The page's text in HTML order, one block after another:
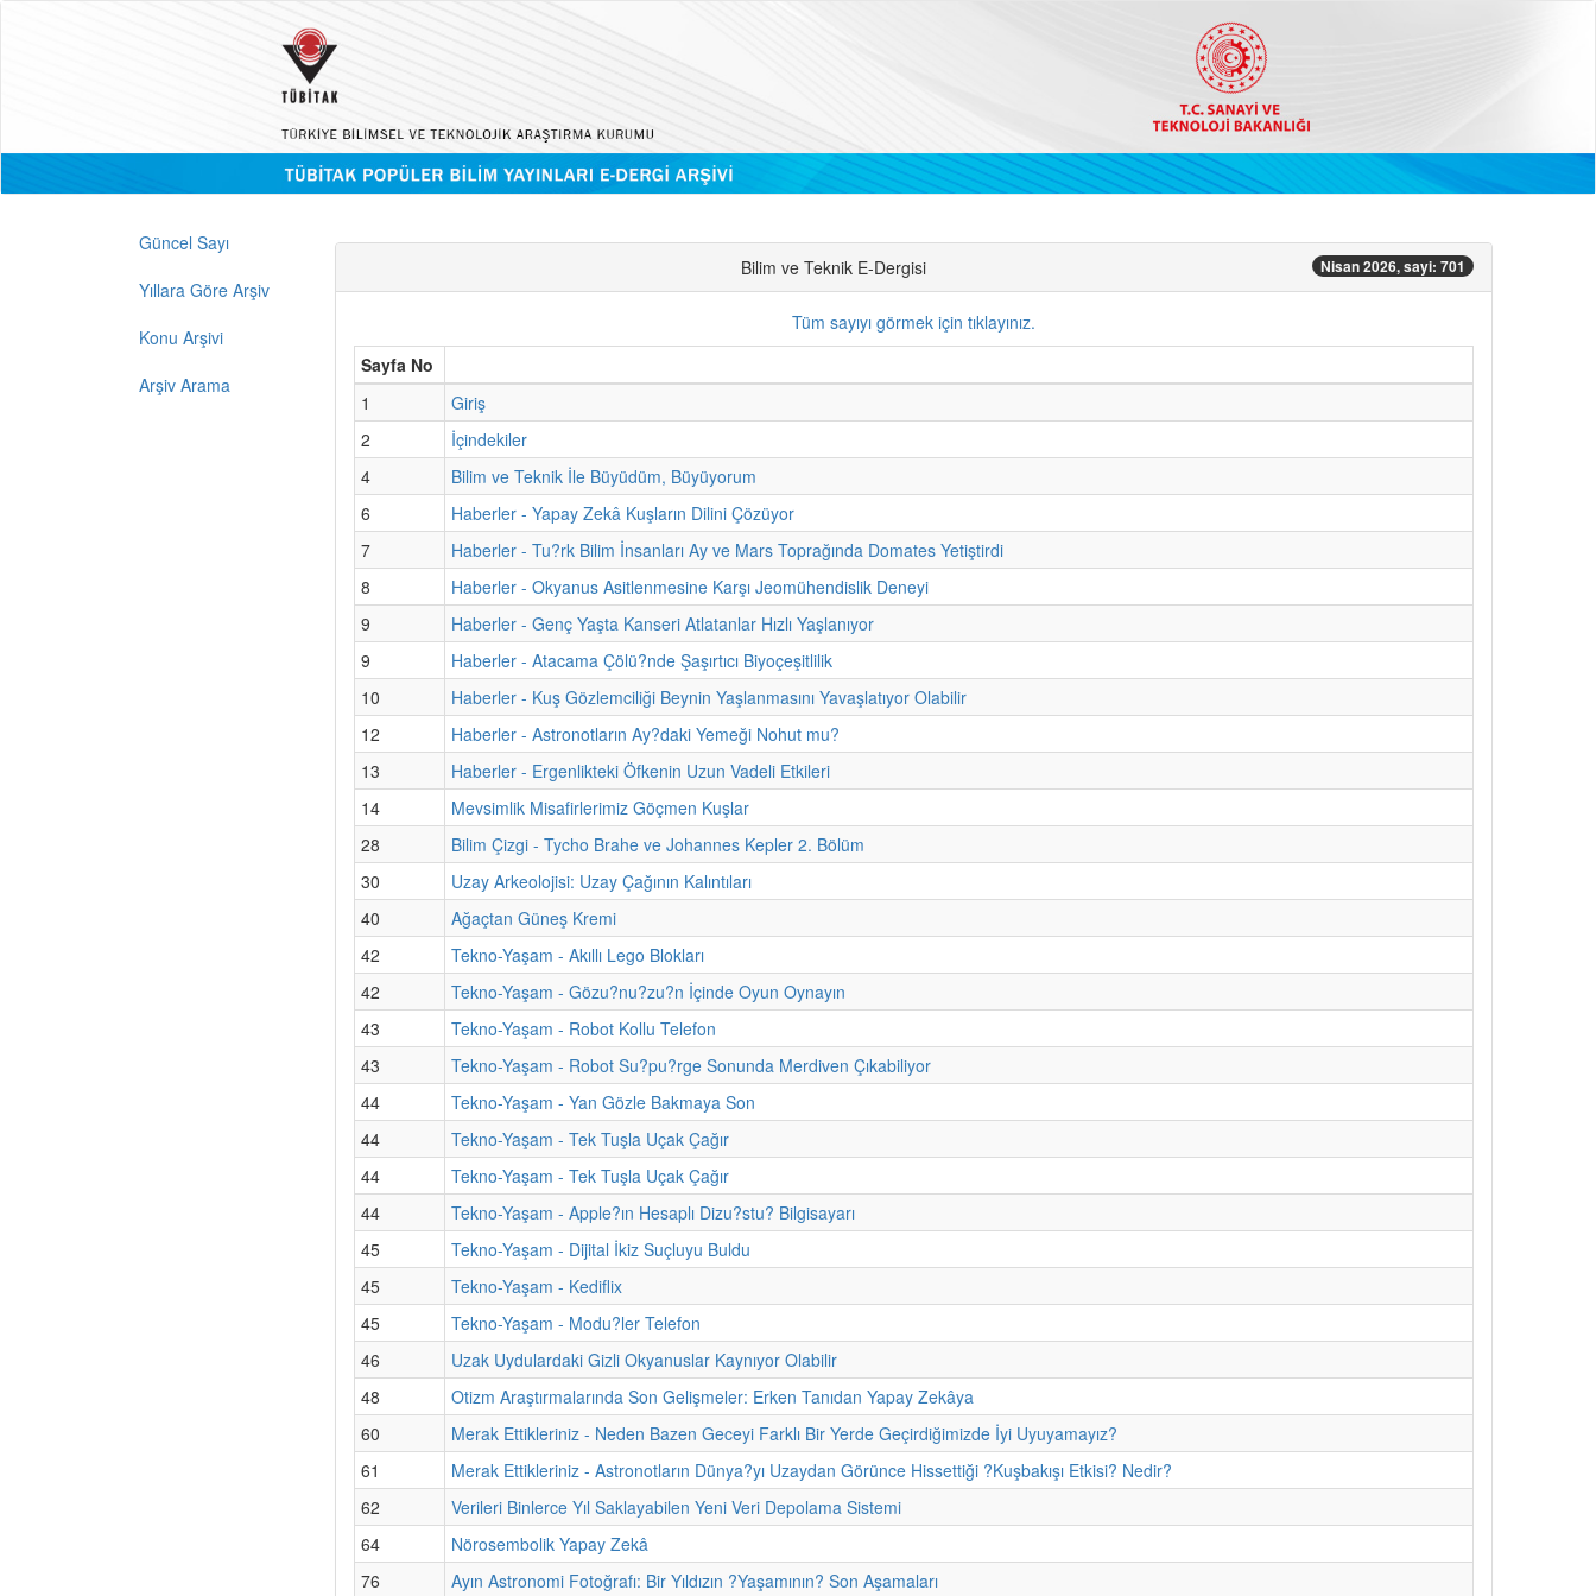
Güncel Sayı
Yıllara Göre Arşiv
Konu Arşivi
Arşiv Arama
Bilim ve Teknik E-Dergisi Nisan 2026, sayi: 701
Tüm sayıyı görmek için tıklayınız.
Sayfa No
1
Giriş
2
İçindekiler
4
Bilim ve Teknik İle Büyüdüm, Büyüyorum
6
Haberler - Yapay Zekâ Kuşların Dilini Çözüyor
7
Haberler - Tu?rk Bilim İnsanları Ay ve Mars Toprağında Domates Yetiştirdi
8
Haberler - Okyanus Asitlenmesine Karşı Jeomühendislik Deneyi
9
Haberler - Genç Yaşta Kanseri Atlatanlar Hızlı Yaşlanıyor
9
Haberler - Atacama Çölü?nde Şaşırtıcı Biyoçeşitlilik
10
Haberler - Kuş Gözlemciliği Beynin Yaşlanmasını Yavaşlatıyor Olabilir
12
Haberler - Astronotların Ay?daki Yemeği Nohut mu?
13
Haberler - Ergenlikteki Öfkenin Uzun Vadeli Etkileri
14
Mevsimlik Misafirlerimiz Göçmen Kuşlar
28
Bilim Çizgi - Tycho Brahe ve Johannes Kepler 2. Bölüm
30
Uzay Arkeolojisi: Uzay Çağının Kalıntıları
40
Ağaçtan Güneş Kremi
42
Tekno-Yaşam - Akıllı Lego Blokları
42
Tekno-Yaşam - Gözu?nu?zu?n İçinde Oyun Oynayın
43
Tekno-Yaşam - Robot Kollu Telefon
43
Tekno-Yaşam - Robot Su?pu?rge Sonunda Merdiven Çıkabiliyor
44
Tekno-Yaşam - Yan Gözle Bakmaya Son
44
Tekno-Yaşam - Tek Tuşla Uçak Çağır
44
Tekno-Yaşam - Tek Tuşla Uçak Çağır
44
Tekno-Yaşam - Apple?ın Hesaplı Dizu?stu? Bilgisayarı
45
Tekno-Yaşam - Dijital İkiz Suçluyu Buldu
45
Tekno-Yaşam - Kediflix
45
Tekno-Yaşam - Modu?ler Telefon
46
Uzak Uydulardaki Gizli Okyanuslar Kaynıyor Olabilir
48
Otizm Araştırmalarında Son Gelişmeler: Erken Tanıdan Yapay Zekâya
60
Merak Ettikleriniz - Neden Bazen Geceyi Farklı Bir Yerde Geçirdiğimizde İyi Uyuyamayız?
61
Merak Ettikleriniz - Astronotların Dünya?yı Uzaydan Görünce Hissettiği ?Kuşbakışı Etkisi? Nedir?
62
Verileri Binlerce Yıl Saklayabilen Yeni Veri Depolama Sistemi
64
Nörosembolik Yapay Zekâ
76
Ayın Astronomi Fotoğrafı: Bir Yıldızın ?Yaşamının? Son Aşamaları